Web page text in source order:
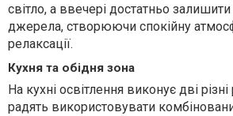
світло, а ввечері достатньо
джерела, створюючи спокійну
релаксації.
Кухня та обідня зона
На кухні освітлення виконує дві
радять використовувати